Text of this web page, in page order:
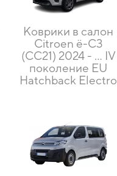
Коврики в салон
Citroen ë-C3
(CC21) 2024 - ... IV
поколение EU
Hatchback Electro